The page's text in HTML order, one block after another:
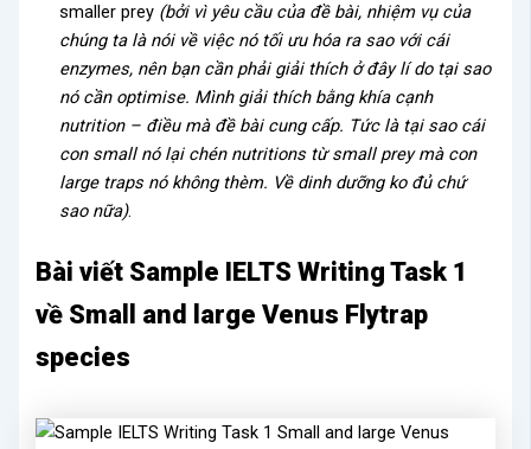
smaller prey (bởi vì yêu cầu của đề bài, nhiệm vụ của
chúng ta là nói về việc nó tối ưu hóa ra sao với cái
enzymes, nên bạn cần phải giải thích ở đây lí do tại sao
nó cần optimise. Mình giải thích bằng khía cạnh
nutrition – điều mà đề bài cung cấp. Tức là tại sao cái
con small nó lại chén nutritions từ small prey mà con
large traps nó không thèm. Về dinh dưỡng ko đủ chứ
sao nữa).
Bài viết Sample IELTS Writing Task 1
về Small and large Venus Flytrap
species